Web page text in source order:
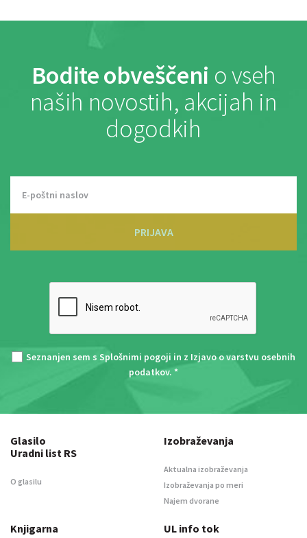
Bodite obveščeni o vseh
naših novostih, akcijah in
dogodkih
PRIJAVA
Seznanjen sem s Splošnimi pogoji in z Izjavo o varstvu osebnih
podatkov. *
Glasilo
Uradni list RS
O glasilu
Izobraževanja
Aktualna izobraževanja
Izobraževanja po meri
Najem dvorane
Knjigarna UL info tok